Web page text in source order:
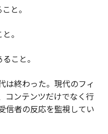
と。
。
こと。
は終わった。現代のフィ
コンテンツだけでなく行
信者の反応を監視してい